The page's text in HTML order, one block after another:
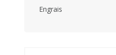
Engrais